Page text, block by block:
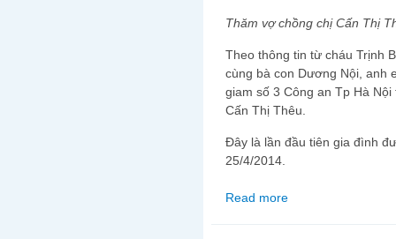
Thăm vợ chồng chị Cấn Thị
Theo thông tin từ cháu Trịnh
cùng bà con Dương Nội, anh
giam số 3 Công an Tp Hà
Cấn Thị Thêu.
Đây là lần đầu tiên gia đình
25/4/2014.
Read more